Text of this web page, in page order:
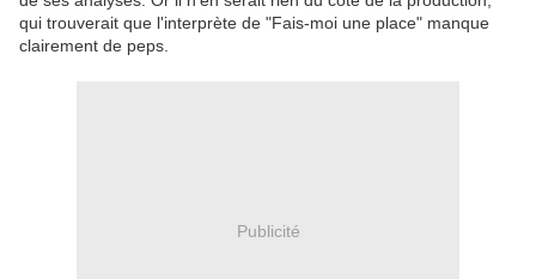
qui trouverait que l'interprète de "Fais-moi une place" manque
clairement de peps.
Publicité